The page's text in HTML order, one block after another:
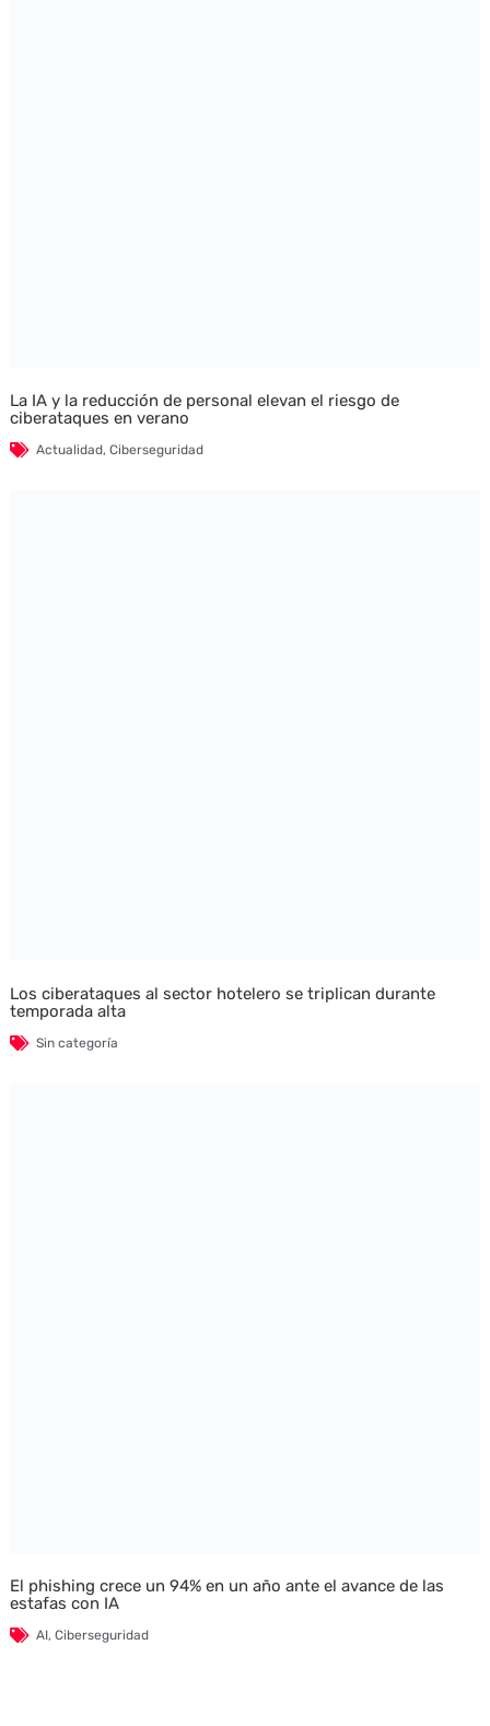
La IA y la reducción de personal elevan el riesgo de
ciberataques en verano
Actualidad, Ciberseguridad
Los ciberataques al sector hotelero se triplican durante
temporada alta
Sin categoría
El phishing crece un 94% en un año ante el avance de las
estafas con IA
AI, Ciberseguridad